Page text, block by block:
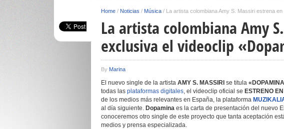
Home / Noticias / Música / La artista colombiana Amy S. Massiri estrena
La artista colombiana Amy
exclusiva el videoclip
By Marina
El nuevo single de la artista AMY S. MASSIRI se titula
todas las plataformas digitales, el videoclip oficial se ESTRENO
de los medios más relevantes en España, la plataforma
al día siguiente. Dopamina es la carta de presentación del nuevo
conoceremos otro single de este proyecto que tanta aceptación
medios y prensa especializada.